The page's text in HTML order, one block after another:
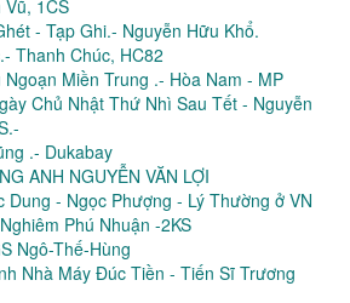
Vũ, 1CS
- Tạp Ghi.- Nguyễn Hữu Khổ.
Thanh Chúc, HC82
Miền Trung .- Hòa Nam - MP
Chủ Nhật Thứ Nhì Sau Tết - Nguyễn
.- Dukabay
ANH NGUYỄN VĂN LỢI
Dung - Ngọc Phượng - Lý Thường ở VN
Phú Nhuận -2KS
Ngô-Thế-Hùng
Nhà Máy Đúc Tiền - Tiến Sĩ Trương